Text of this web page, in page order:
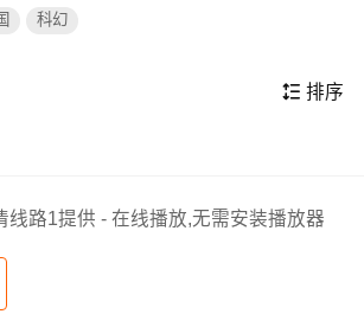
科幻
 排序
线路1提供 - 在线播放,无需安装播放器